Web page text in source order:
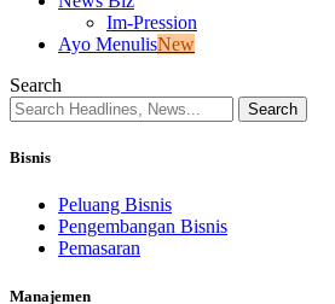
Im-Pression
Ayo MenulisNew
Search
Bisnis
Peluang Bisnis
Pengembangan Bisnis
Pemasaran
Manajemen